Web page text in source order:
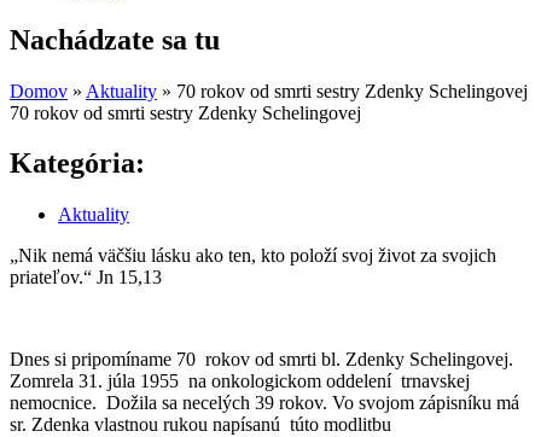
Nachádzate sa tu
Domov » Aktuality » 70 rokov od smrti sestry Zdenky Schelingovej
70 rokov od smrti sestry Zdenky Schelingovej
Kategória:
Aktuality
„Nik nemá väčšiu lásku ako ten, kto položí svoj život za svojich
priateľov.“ Jn 15,13
Dnes si pripomíname 70 rokov od smrti bl. Zdenky Schelingovej.
Zomrela 31. júla 1955 na onkologickom oddelení trnavskej
nemocnice. Dožila sa necelých 39 rokov. Vo svojom zápisníku má
sr. Zdenka vlastnou rukou napísanú túto modlitbu